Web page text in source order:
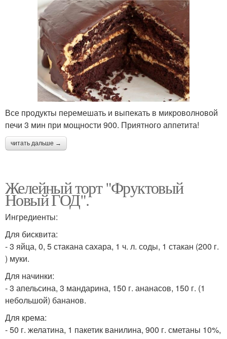
Все продукты перемешать и выпекать в микроволновой
печи 3 мин при мощности 900. Приятного аппетита!
читать дальше →
Желейный торт "Фруктовый
Новый ГОД".
Ингредиенты:
Для бисквита:
- 3 яйца, 0, 5 стакана сахара, 1 ч. л. соды, 1 стакан (200 г.
) муки.
Для начинки:
- 3 апельсина, 3 мандарина, 150 г. ананасов, 150 г. (1
небольшой) бананов.
Для крема:
- 50 г. желатина, 1 пакетик ванилина, 900 г. сметаны 10%,